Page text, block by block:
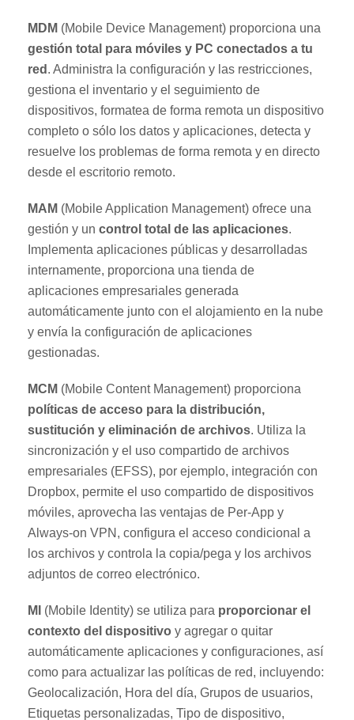
MDM (Mobile Device Management) proporciona una
gestión total para móviles y PC conectados a tu
red . Administra la configuración y las restricciones,
gestiona el inventario y el seguimiento de
dispositivos, formatea de forma remota un dispositivo
completo o sólo los datos y aplicaciones, detecta y
resuelve los problemas de forma remota y en directo
desde el escritorio remoto.
MAM (Mobile Application Management) ofrece una
gestión y un control total de las aplicaciones.
Implementa aplicaciones públicas y desarrolladas
internamente, proporciona una tienda de
aplicaciones empresariales generada
automáticamente junto con el alojamiento en la nube
y envía la configuración de aplicaciones
gestionadas.
MCM (Mobile Content Management) proporciona
políticas de acceso para la distribución,
sustitución y eliminación de archivos. Utiliza la
sincronización y el uso compartido de archivos
empresariales (EFSS), por ejemplo, integración con
Dropbox, permite el uso compartido de dispositivos
móviles, aprovecha las ventajas de Per-App y
Always-on VPN, configura el acceso condicional a
los archivos y controla la copia/pega y los archivos
adjuntos de correo electrónico.
MI (Mobile Identity) se utiliza para proporcionar el
contexto del dispositivo y agregar o quitar
automáticamente aplicaciones y configuraciones, así
como para actualizar las políticas de red, incluyendo:
Geolocalización, Hora del día, Grupos de usuarios,
Etiquetas personalizadas, Tipo de dispositivo,